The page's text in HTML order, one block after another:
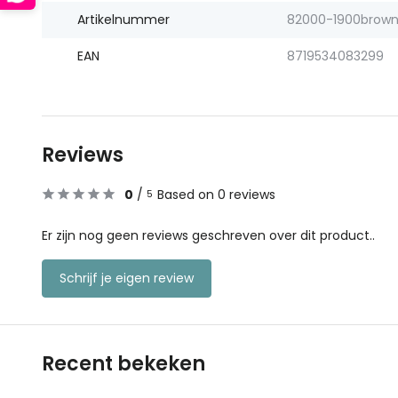
Artikelnummer 82000-1900brown
EAN 8719534083299
Reviews
0 / 5 Based on 0 reviews
Er zijn nog geen reviews geschreven over dit product..
Schrijf je eigen review
Recent bekeken